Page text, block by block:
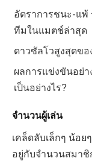
อัตราการชนะ-แพ้
ทีมในแมตช์ล่าสุด
ดาวซัลโวสูงสุดข
ผลการแข่งขันอย่า
เป็นอย่างไร?
จำนวนผู้เล่น
เคล็ดลับเล็กๆ น้อย
อยู่กับจำนวนสมา